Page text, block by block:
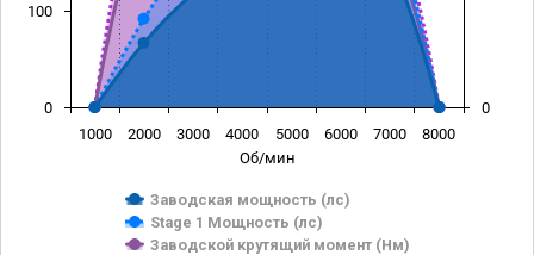
Об/мин
Заводская мощность (лс)
Stage 1 Мощность (лс)
Заводской крутящий момент (Нм)
1000 2000 3000 4000 5000 6000 7000 8000
0
100
0